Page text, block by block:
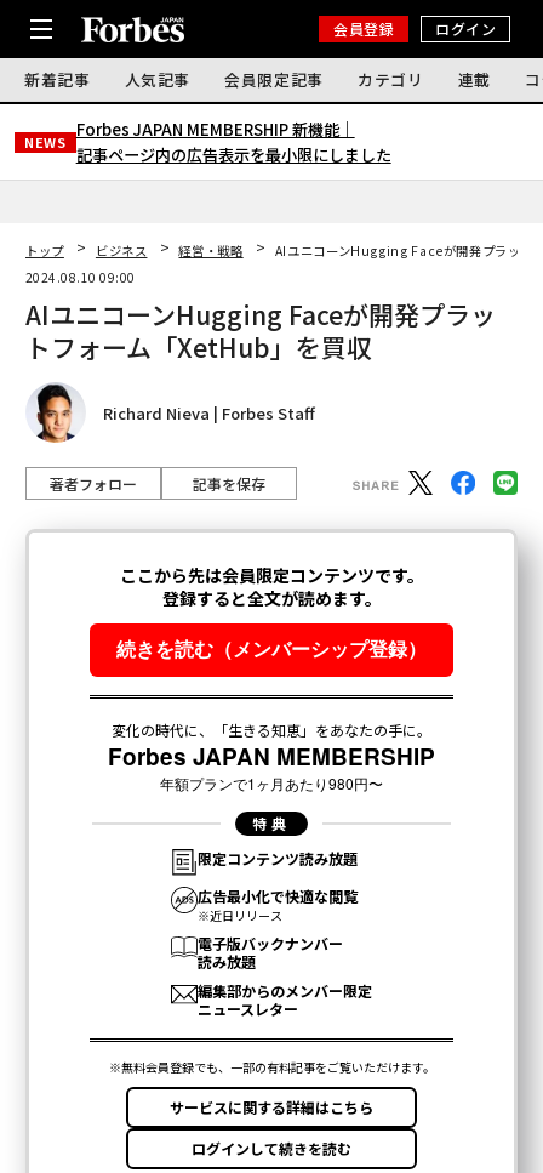
会員登録 ログイン
新着記事 人気記事 会員限定記事 カテゴリ 連載
NEWS
Forbes JAPAN MEMBERSHIP 新機能｜
記事ページ内の広告表示を最小限にしました
トップ ビジネス 経営・戦略
AIユニコーンHugging Faceが開発プラット
2024.08.10 09:00
AIユニコーンHugging Faceが開発プラッ
トフォーム「XetHub」を買収
Richard Nieva | Forbes Staff
著者フォロー 記事を保存